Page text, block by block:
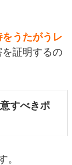
をうたがうレ
を証明するの
すべきポ
。